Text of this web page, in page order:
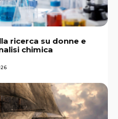
ricerca su donne e
chimica